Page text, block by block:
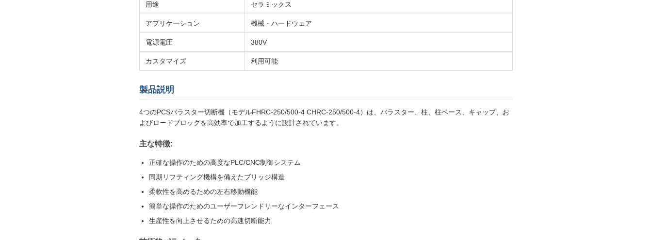
用途 セラミックス
アプリケーション 機械・ハードウェア
電源電圧 380V
カスタマイズ 利用可能
製品説明
4つのPCSバラスター切断機（モデルFHRC-250/500-4 CHRC-250/500-4）は、バラスター、柱、柱ベース、キャップ、お
よびロードブロックを高効率で加工するように設計されています。
主な特徴:
正確な操作のための高度なPLC/CNC制御システム
同期リフティング機構を備えたブリッジ構造
柔軟性を高めるための左右移動機能
簡単な操作のためのユーザーフレンドリーなインターフェース
生産性を向上させるための高速切断能力